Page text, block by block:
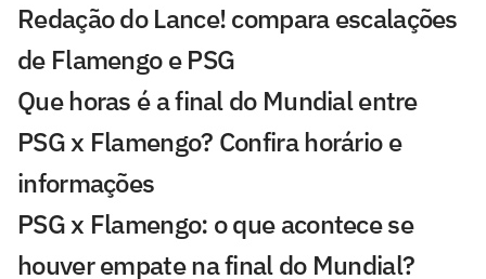
Redação do Lance! compara escalações
de Flamengo e PSG
Que horas é a final do Mundial entre
PSG x Flamengo? Confira horário e
informações
PSG x Flamengo: o que acontece se
houver empate na final do Mundial?